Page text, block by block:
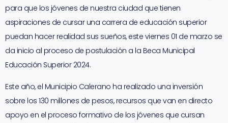
para que los jóvenes de nuestra ciudad que tienen
aspiraciones de cursar una carrera de educación superior
puedan hacer realidad sus sueños, este viernes 01 de marzo se
da inicio al proceso de postulación a la Beca Municipal
Educación Superior 2024.
Este año, el Municipio Calerano ha realizado una inversión
sobre los 130 millones de pesos, recursos que van en directo
apoyo en el proceso formativo de los jóvenes que cursan